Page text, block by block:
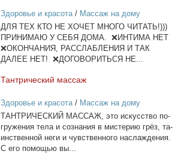
Здоровье и красота/ Массаж на дому
ДЛЯ ТЕХ КТО НЕ ХОЧЕТ МНОГО ЧИТАТЬ!)))
ПРИНИМАЮ У СЕБЯ ДОМА. ❌ИНТИМА НЕТ
❌ОКОНЧАНИЯ, РАССЛАБЛЕНИЯ И ТАК
ДАЛЕЕ НЕТ! ❌ДОГОВОРИТЬСЯ НЕ...
Тан­три­че­ский мас­саж
Здоровье и красота/ Массаж на дому
ТАНТРИЧЕСКИЙ МАССАЖ, это ис­кус­ство по­
гру­же­ния те­ла и со­зна­ния в ми­сте­рию грёз, та­
ин­ствен­ной неги и чув­ствен­но­го на­сла­жде­ния.
С его по­мо­щью вы...